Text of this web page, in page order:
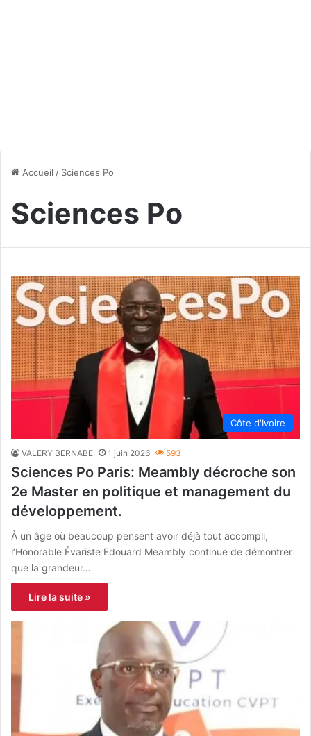
Accueil / Sciences Po
Sciences Po
Côte d'Ivoire
VALERY BERNABE 1 juin 2026 593
Sciences Po Paris: Meambly décroche son
2e Master en politique et management du
développement.
À un âge où beaucoup pensent avoir déjà tout accompli,
l’Honorable Évariste Edouard Meambly continue de démontrer
que la grandeur…
Lire la suite »